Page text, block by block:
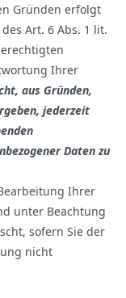
Gründen erfolgt
Art. 6 Abs. 1 lit.
Ihrer
aus Gründen,
jederzeit
Daten zu
Ihrer
unter Beachtung
sofern Sie der
nicht